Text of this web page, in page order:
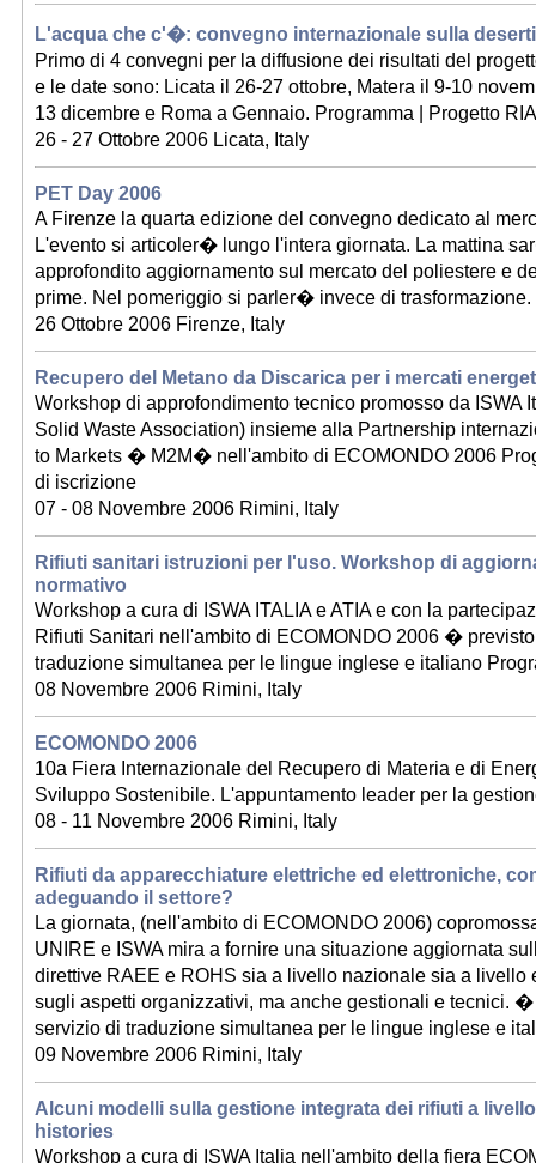
L'acqua che c'�: convegno internazionale sulla
Primo di 4 convegni per la diffusione dei risultati del
e le date sono: Licata il 26-27 ottobre, Matera il 9-10
13 dicembre e Roma a Gennaio. Programma | Progetto
26 - 27 Ottobre 2006 Licata, Italy
PET Day 2006
A Firenze la quarta edizione del convegno dedicato al
L'evento si articoler� lungo l'intera giornata. La mattina
approfondito aggiornamento sul mercato del poliestere e
prime. Nel pomeriggio si parler� invece di trasformazione.
26 Ottobre 2006 Firenze, Italy
Recupero del Metano da Discarica per i mercati
Workshop di approfondimento tecnico promosso da ISWA
Solid Waste Association) insieme alla Partnership
to Markets � M2M� nell'ambito di ECOMONDO 2006
di iscrizione
07 - 08 Novembre 2006 Rimini, Italy
Rifiuti sanitari istruzioni per l'uso. Workshop di
normativo
Workshop a cura di ISWA ITALIA e ATIA e con la
Rifiuti Sanitari nell'ambito di ECOMONDO 2006 �
traduzione simultanea per le lingue inglese e italiano
08 Novembre 2006 Rimini, Italy
ECOMONDO 2006
10a Fiera Internazionale del Recupero di Materia e di
Sviluppo Sostenibile. L'appuntamento leader per la
08 - 11 Novembre 2006 Rimini, Italy
Rifiuti da apparecchiature elettriche ed elettroniche,
adeguando il settore?
La giornata, (nell'ambito di ECOMONDO 2006)
UNIRE e ISWA mira a fornire una situazione aggiornata
direttive RAEE e ROHS sia a livello nazionale sia a livello
sugli aspetti organizzativi, ma anche gestionali e tecnici.
servizio di traduzione simultanea per le lingue inglese e
09 Novembre 2006 Rimini, Italy
Alcuni modelli sulla gestione integrata dei rifiuti a
histories
Workshop a cura di ISWA Italia nell'ambito della fiera